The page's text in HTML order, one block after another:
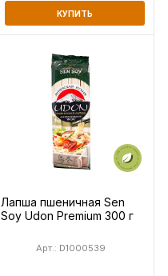
КУПИТЬ
Лапша пшеничная Sen
Soy Udon Premium 300 г
Арт.: D1000539